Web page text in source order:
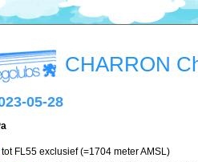
CHARRON
05-28
tot FL55 exclusief (=1704 meter AMSL)